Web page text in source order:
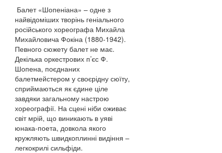
Балет «Шопеніана» – одне з
найвідоміших творінь геніального
російського хореографа Михайла
Михайловича Фокіна (1880-1942).
Певного сюжету балет не має.
Декілька оркестрових п’єс Ф.
Шопена, поєднаних
балетмейстером у своєрідну сюїту,
сприймаються як єдине ціле
завдяки загальному настрою
хореографії. На сцені ніби оживає
світ мрій, що виникають в уяві
юнака-поета, довкола якого
кружляють швидкоплинні видіння –
легкокрилі сильфіди.